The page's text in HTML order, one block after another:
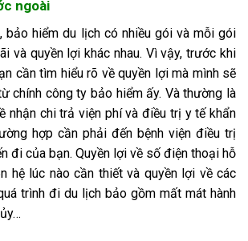
ngoài
bảo hiểm du lịch có nhiều gói và mỗi gói
và quyền lợi khác nhau. Vì vậy, trước khi
cần tìm hiểu rõ về quyền lợi mà mình sẽ
chính công ty bảo hiểm ấy. Và thường là
nhận chi trả viện phí và điều trị y tế khẩn
hợp cần phải đến bệnh viện điều trị
đi của bạn. Quyền lợi về số điện thoại hỗ
hệ lúc nào cần thiết và quyền lợi về các
trình đi du lịch bảo gồm mất mát hành